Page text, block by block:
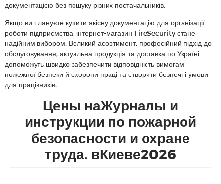
документацією без пошуку різних постачальників.
Якщо ви плануєте купити якісну документацію для організації
роботи підприємства, інтернет-магазин FireSecurity стане
надійним вибором. Великий асортимент, професійний підхід до
обслуговування, актуальна продукція та доставка по Україні
допоможуть швидко забезпечити відповідність вимогам
пожежної безпеки й охорони праці та створити безпечні умови
для працівників.
Цены наЖурналы и
инструкции по пожарной
безопасности и охране
труда. вКиеве2026